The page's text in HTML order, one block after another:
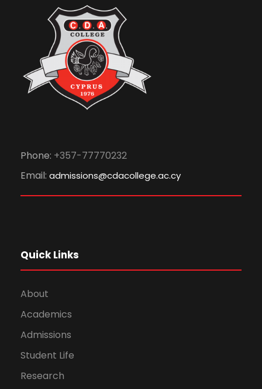
Phone: +357-77770232
Email: admissions@cdacollege.ac.cy
Quick Links
About
Academics
Admissions
Student Life
Research